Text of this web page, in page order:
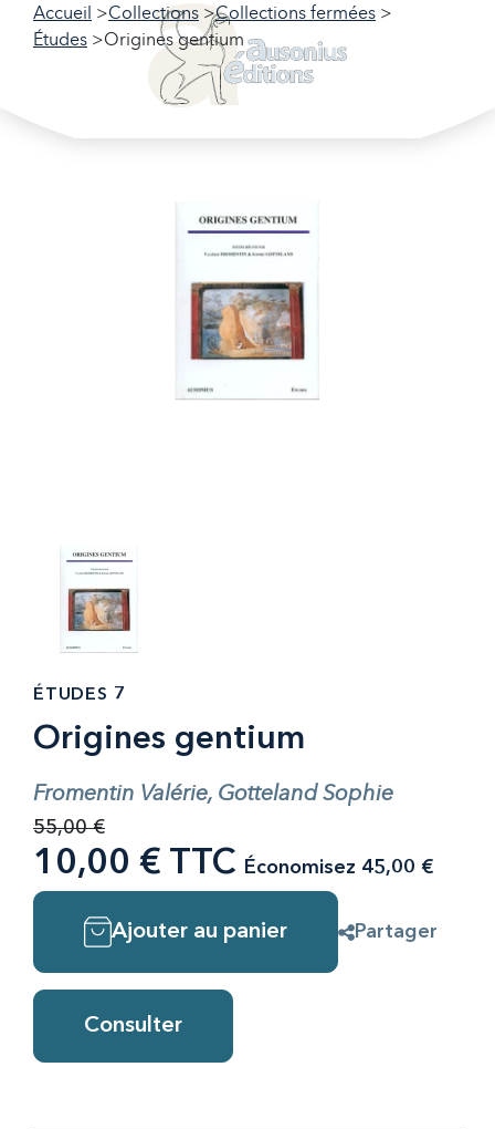
Accueil Collections
Collections fermées
Études
Origines gentium
ÉTUDES 7
Origines gentium
Fromentin Valérie, Gotteland Sophie
55,00 €
10,00 € TTC Économisez 45,00 €
Ajouter au panier Partager
Consulter